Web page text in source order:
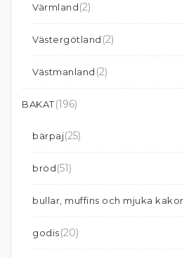
Värmland(2)
Västergötland (2)
Västmanland (2)
BAKAT(196)
bärpaj(25)
bröd(51)
bullar, muffins och mjuka kakor
godis(20)